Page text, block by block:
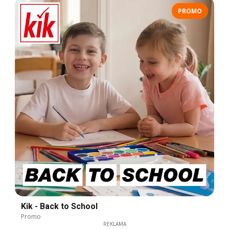
PROMO
Kik - Back to School
Promo
REKLAMA